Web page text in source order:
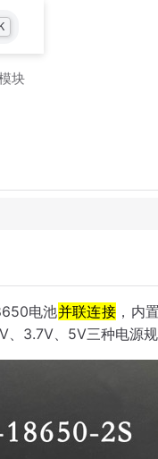
块
电池并联连接 ，内
3.7V、5V三种电源规